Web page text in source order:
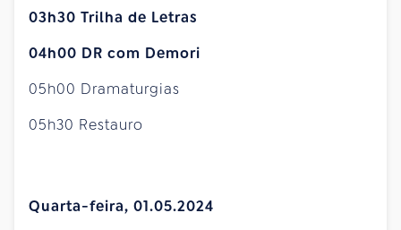
03h30 Trilha de Letras
04h00 DR com Demori
05h00 Dramaturgias
05h30 Restauro
Quarta-feira, 01.05.2024